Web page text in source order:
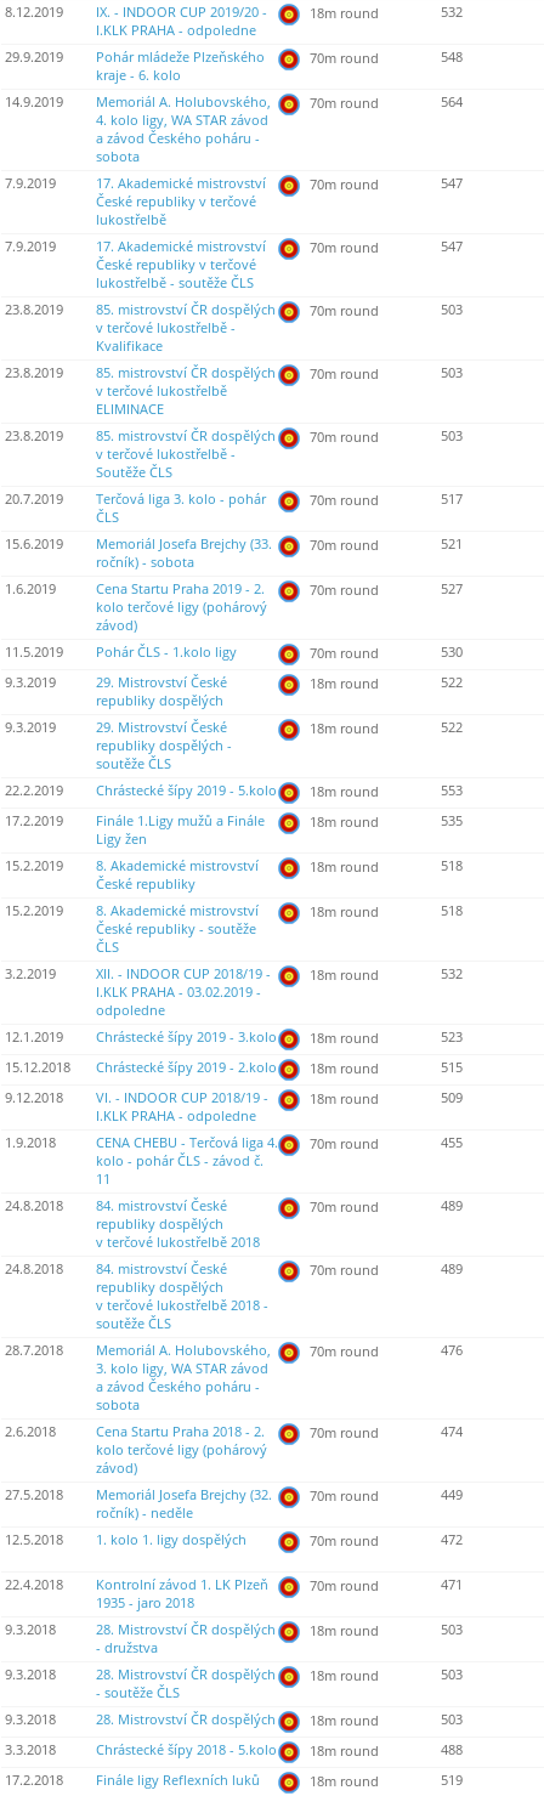
8.12.2019
IX. - INDOOR CUP 2019/20 -
I.KLK PRAHA - odpoledne
18m round 532
29.9.2019
Pohár mládeže Plzeňského
kraje - 6. kolo
70m round 548
14.9.2019
Memoriál A. Holubovského,
4. kolo ligy, WA STAR závod
a závod Českého poháru -
sobota
70m round 564
7.9.2019
17. Akademické mistrovství
České republiky v terčové
lukostřelbě
70m round 547
7.9.2019
17. Akademické mistrovství
České republiky v terčové
lukostřelbě - soutěže ČLS
70m round 547
23.8.2019
85. mistrovství ČR dospělých
v terčové lukostřelbě -
Kvalifikace
70m round 503
23.8.2019
85. mistrovství ČR dospělých
v terčové lukostřelbě
ELIMINACE
70m round 503
23.8.2019
85. mistrovství ČR dospělých
v terčové lukostřelbě -
Soutěže ČLS
70m round 503
20.7.2019
Terčová liga 3. kolo - pohár
ČLS
70m round 517
15.6.2019
Memoriál Josefa Brejchy (33.
ročník) - sobota
70m round 521
1.6.2019
Cena Startu Praha 2019 - 2.
kolo terčové ligy (pohárový
závod)
70m round 527
11.5.2019 Pohár ČLS - 1.kolo ligy 70m round
530
9.3.2019
29. Mistrovství České
republiky dospělých
18m round 522
9.3.2019
29. Mistrovství České
republiky dospělých -
soutěže ČLS
18m round 522
22.2.2019 Chrástecké šípy 2019 - 5.kolo 18m round
553
17.2.2019
Finále 1.Ligy mužů a Finále
Ligy žen
18m round 535
15.2.2019
8. Akademické mistrovství
České republiky
18m round 518
15.2.2019
8. Akademické mistrovství
České republiky - soutěže
ČLS
18m round 518
3.2.2019
XII. - INDOOR CUP 2018/19 -
I.KLK PRAHA - 03.02.2019 -
odpoledne
18m round 532
12.1.2019 Chrástecké šípy 2019 - 3.kolo 18m round
523
15.12.2018
Chrástecké šípy 2019 - 2.kolo 18m round
515
9.12.2018
VI. - INDOOR CUP 2018/19 -
I.KLK PRAHA - odpoledne
18m round 509
1.9.2018
CENA CHEBU - Terčová liga 4.
kolo - pohár ČLS - závod č.
11
70m round 455
24.8.2018
84. mistrovství České
republiky dospělých
v terčové lukostřelbě 2018
70m round 489
24.8.2018
84. mistrovství České
republiky dospělých
v terčové lukostřelbě 2018 -
soutěže ČLS
70m round 489
28.7.2018
Memoriál A. Holubovského,
3. kolo ligy, WA STAR závod
a závod Českého poháru -
sobota
70m round 476
2.6.2018
Cena Startu Praha 2018 - 2.
kolo terčové ligy (pohárový
závod)
70m round 474
27.5.2018
Memoriál Josefa Brejchy (32.
ročník) - neděle
70m round 449
12.5.2018 1. kolo 1. ligy dospělých 70m round 472
22.4.2018
Kontrolní závod 1. LK Plzeň
1935 - jaro 2018
70m round 471
9.3.2018
28. Mistrovství ČR dospělých
- družstva
18m round 503
9.3.2018
28. Mistrovství ČR dospělých
- soutěže ČLS
18m round 503
9.3.2018 28. Mistrovství ČR dospělých 18m round
503
3.3.2018
Chrástecké šípy 2018 - 5.kolo 18m round
488
17.2.2018
Finále ligy Reflexních luků 18m round 519